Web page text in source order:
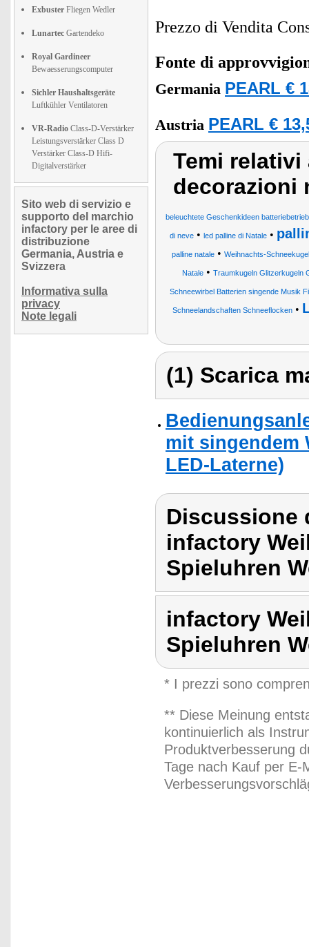
Exbuster Fliegen Wedler
Lunartec Gartendeko
Royal Gardineer
Bewaesserungscomputer
Sichler Haushaltsgeräte
Luftkühler Ventilatoren
VR-Radio Class-D-Verstärker
Leistungsverstärker Class D
Verstärker Class-D Hifi-
Digitalverstärker
Sito web di servizio e
supporto del marchio
infactory per le aree di
distribuzione
Germania, Austria e
Svizzera
Informativa sulla
privacy
Note legali
Prezzo di Vendita
Fonte di
Germania PEARL €
Austria PEARL €
Temi relativi
decorazioni
beleuchtete Geschenkideen
di neve • led palline di Natale •
palline natale • Weihnachts-
Natale• Traumkugeln Glitzerkugeln
Schneewirbel Batterien singende Musik
Schneelandschaften Schneeflocken•
(1) Scarica
mit singendem
LED-Laterne)
Discussione
infactory
Spieluhren
infactory
Spieluhren
* I prezzi sono
** Diese Meinung
kontinuierlich als
Produktverbesserung
Tage nach Kauf per E-